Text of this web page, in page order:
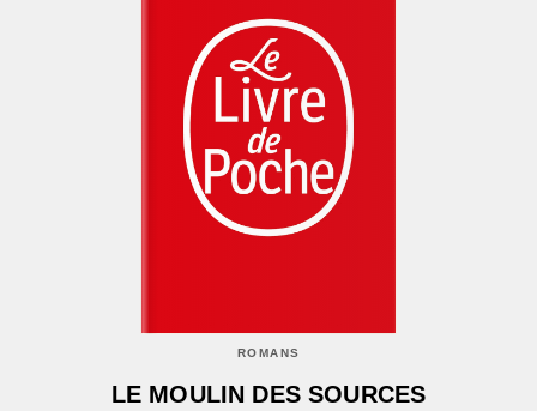
ROMANS
LE MOULIN DES SOURCES